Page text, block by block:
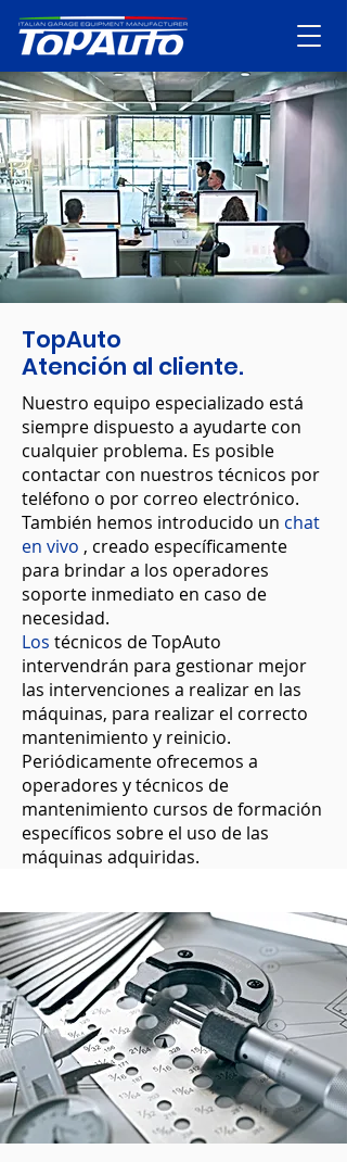
TopAuto
Atención al cliente.
Nuestro equipo especializado está
siempre dispuesto a ayudarte con
cualquier problema. Es posible
contactar con nuestros técnicos por
teléfono o por correo electrónico.
También hemos introducido un chat
en vivo , creado específicamente
para brindar a los operadores
soporte inmediato en caso de
necesidad.
Los técnicos de TopAuto
intervendrán para gestionar mejor
las intervenciones a realizar en las
máquinas, para realizar el correcto
mantenimiento y reinicio.
Periódicamente ofrecemos a
operadores y técnicos de
mantenimiento cursos de formación
específicos sobre el uso de las
máquinas adquiridas.